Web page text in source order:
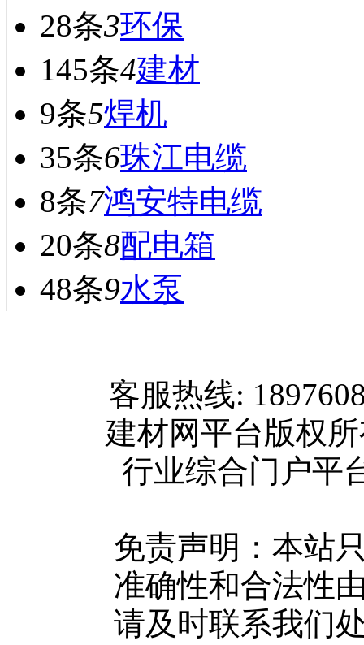
28条3环保
145条4建材
9条5焊机
35条6珠江电缆
8条7鸿安特电缆
20条8配电箱
48条9水泵
客服热线:
建材网平台版权
行业综合门户平
免责声明：本站
准确性和合法性
请及时联系我们